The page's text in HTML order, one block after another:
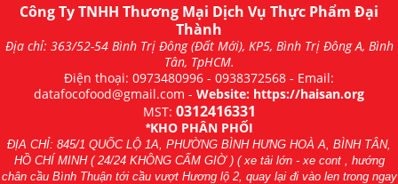
Công Ty TNHH Thương Mại Dịch Vụ Thực Phẩm Đại
Thành
Địa chỉ: 363/52-54 Bình Trị Đông (Đất Mới), KP5, Bình Trị Đông A, Bình
Tân, TpHCM.
Điện thoại: 0973480996 - 0938372568 - Email:
datafocofood@gmail.com - Website: https://haisan.org
MST: 0312416331
*KHO PHÂN PHỐI
ĐỊA CHỈ: 845/1 QUỐC LỘ 1A, PHƯỜNG BÌNH HƯNG HOÀ A, BÌNH TÂN,
HỒ CHÍ MINH ( 24/24 KHÔNG CẤM GIỜ ) ( xe tải lớn - xe cont , hướng
chân cầu Bình Thuận tới cầu vượt Hương lộ 2, quay lại đi vào len trong ngay